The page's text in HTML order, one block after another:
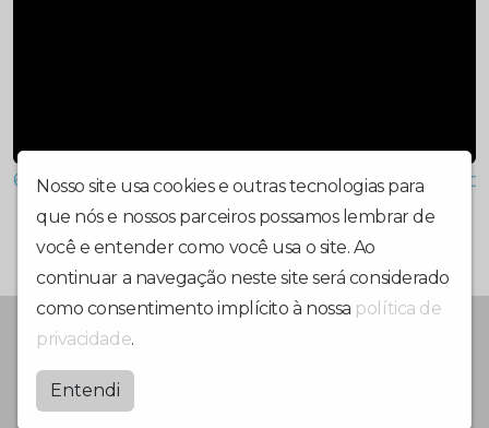
6ª CãoMinhada Solidária de Guarujá
Nosso site usa cookies e outras tecnologias para
que nós e nossos parceiros possamos lembrar de
você e entender como você usa o site. Ao
continuar a navegação neste site será considerado
como consentimento implícito à nossa política de
privacidade.
Entendi
PORTAL DE NOTICIAS, JORNAL, RÁDIO E TV